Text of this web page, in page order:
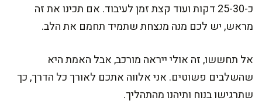
כ-25-30 דקות ועוד קצת זמן לעיבוד. אם תכינו את זה
מראש, יש לכם מנה מנצחת שתמיד תחמם את הלב.
אל תחששו, זה אולי ייראה מורכב, אבל האמת היא
שהשלבים פשוטים. אני אלווה אתכם לאורך כל הדרך, כך
שתרגישו בנוח ותיהנו מהתהליך.